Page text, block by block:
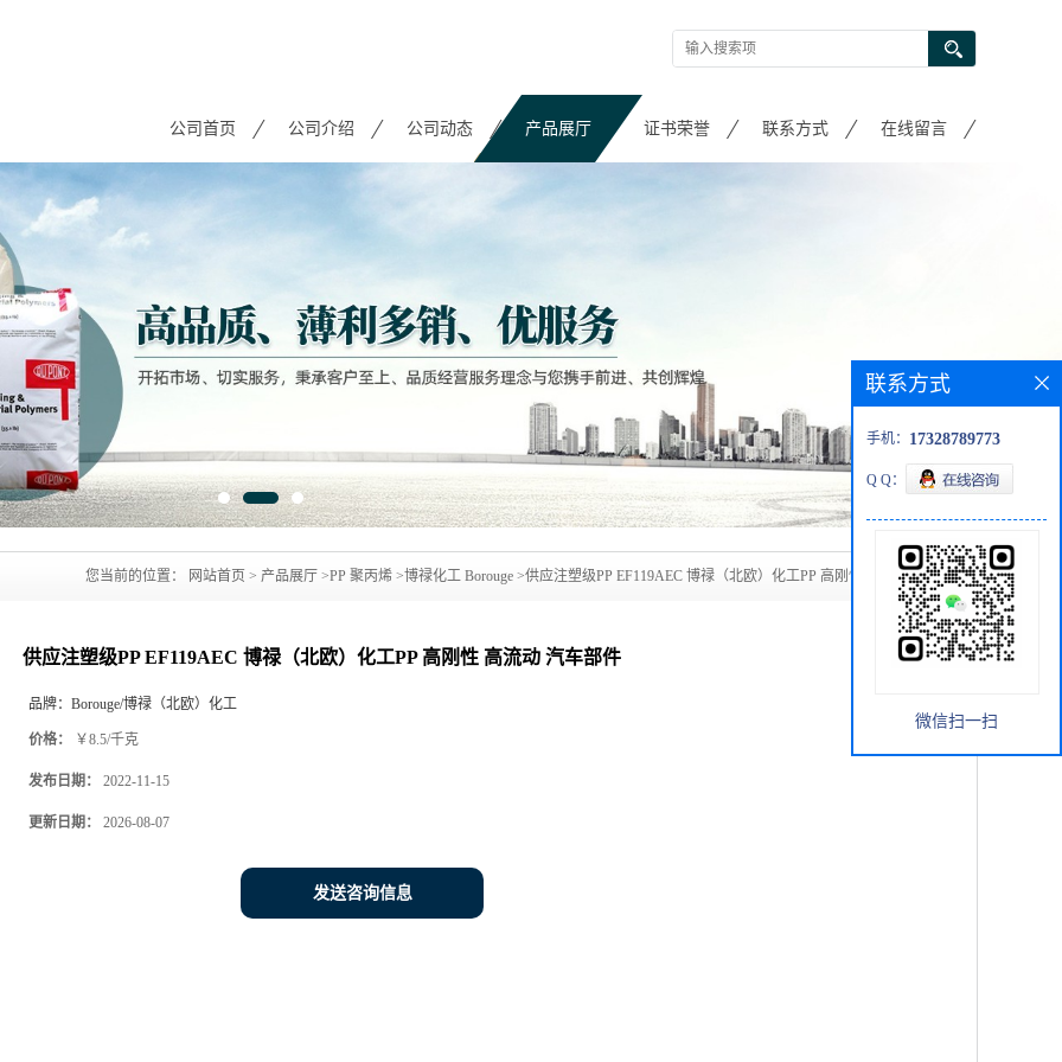
公司首页 公司介绍 公司动态 产品展厅 证书荣誉 联系方式 在线留言
您当前的位置： 网站首页 > 产品展厅 >PP 聚丙烯 >博禄化工 Borouge >供应注塑级PP EF119AEC 博禄（北欧）化工PP 高刚性 高流动
供应注塑级PP EF119AEC 博禄（北欧）化工PP 高刚性 高流动 汽车部件
品牌： Borouge/博禄（北欧）化工
价格： ￥8.5/千克
发布日期： 2022-11-15
更新日期： 2026-08-07
发送咨询信息
联系方式
手机： 17328789773
Q Q：
微信扫一扫